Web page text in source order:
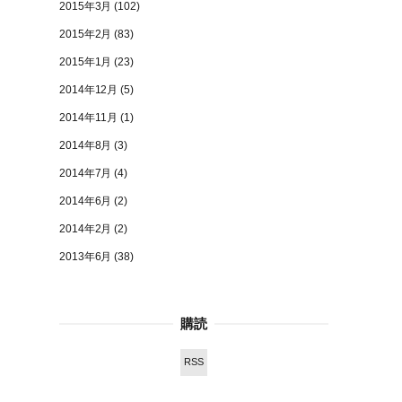
2015年3月 (102)
2015年2月 (83)
2015年1月 (23)
2014年12月 (5)
2014年11月 (1)
2014年8月 (3)
2014年7月 (4)
2014年6月 (2)
2014年2月 (2)
2013年6月 (38)
購読
RSS